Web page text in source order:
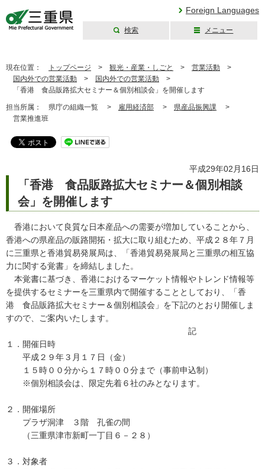
Foreign Languages
検索 メニュー
現在位置： トップページ > 観光・産業・しごと > 営業活動 >
国内外での営業活動 > 国内外での営業活動 >
「香港 食品販路拡大セミナー＆個別相談会」を開催します
担当所属： 県庁の組織一覧 > 雇用経済部 > 県産品振興課 >
営業推進班
平成29年02月16日
「香港 食品販路拡大セミナー＆個別相談
会」を開催します
香港において良質な日本産品への需要が増加していることから、
香港への県産品の販路開拓・拡大に取り組むため、平成２８年７月
に三重県と香港貿易発展局は、「香港貿易発展局と三重県の相互協
力に関する覚書」を締結しました。
本覚書に基づき、香港におけるマーケット情報やトレンド情報等
を提供するセミナーを三重県内で開催することとしており、「香
港 食品販路拡大セミナー＆個別相談会」を下記のとおり開催しま
すので、ご案内いたします。
記
１．開催日時
平成２９年３月１７日（金）
１５時００分から１７時００分まで（事前申込制）
※個別相談会は、限定先着６社のみとなります。
２．開催場所
プラザ洞津 ３階 孔雀の間
（三重県津市新町一丁目６－２８）
３．対象者